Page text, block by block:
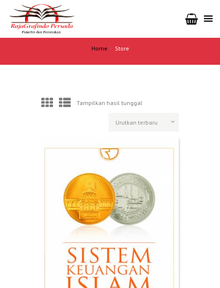
Home Store
Tampilkan hasil tunggal